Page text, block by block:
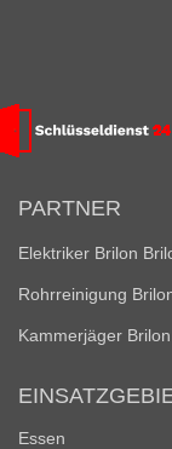
PARTNER
Elektriker Brilon
Rohrreinigung
Kammerjäger
Essen